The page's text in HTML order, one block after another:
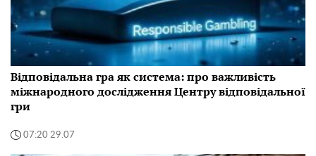
Відповідальна гра як система: про важливість
міжнародного дослідження Центру відповідальної
гри
07:20 29.07